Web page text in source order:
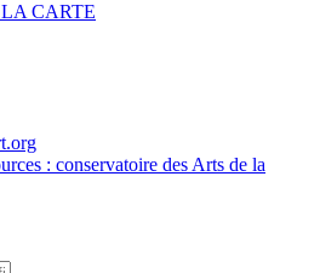
CARTE
: conservatoire des Arts de la